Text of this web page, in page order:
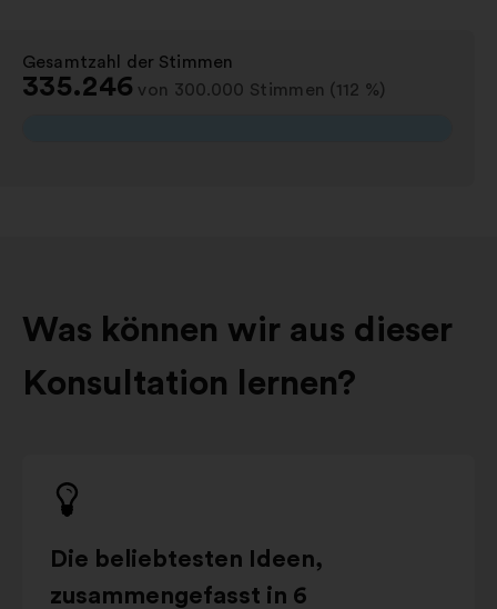
Gesamtzahl der Stimmen
:
335.246 von 300.000 Stimmen (112 %)
Was können wir aus dieser
Konsultation lernen?
Die beliebtesten Ideen,
zusammengefasst in 6